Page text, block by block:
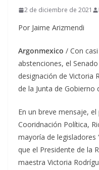
2 de diciembre de 2021
Por Jaime Arizmendi
Argonmexico / Con
abstenciones, el
designación de Victoria
de la Junta de
En un breve mensaje,
Cooridnación Política,
mayoría de legisladores
que el Presidente de la
maestra Victoria